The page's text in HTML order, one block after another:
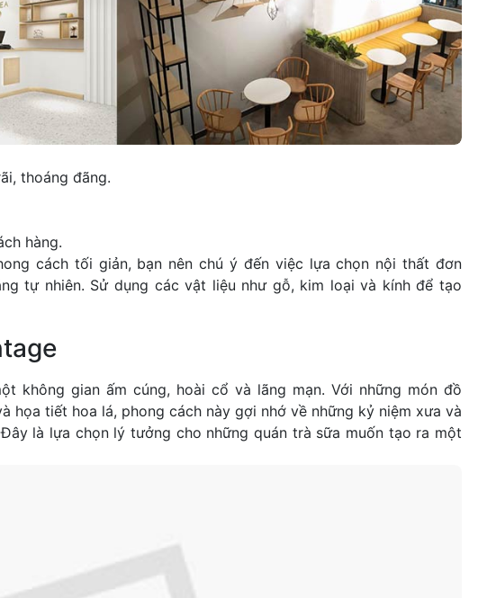
thoáng đãng.
hàng.
cách tối giản, bạn nên chú ý đến việc lựa chọn nội thất đơn
tự nhiên. Sử dụng các vật liệu như gỗ, kim loại và kính để tạo
không gian ấm cúng, hoài cổ và lãng mạn. Với những món đồ
họa tiết hoa lá, phong cách này gợi nhớ về những kỷ niệm xưa và
là lựa chọn lý tưởng cho những quán trà sữa muốn tạo ra một